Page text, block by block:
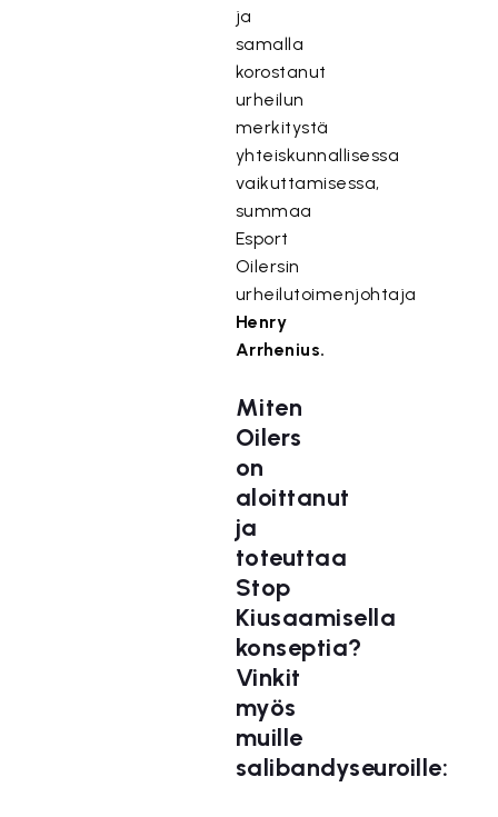
ja
samalla
korostanut
urheilun
merkitystä
yhteiskunnallisessa
vaikuttamisessa,
summaa
Esport
Oilersin
urheilutoimenjohtaja
Henry
Arrhenius.
Miten
Oilers
on
aloittanut
ja
toteuttaa
Stop
Kiusaamisella
konseptia?
Vinkit
myös
muille
salibandyseuroille: